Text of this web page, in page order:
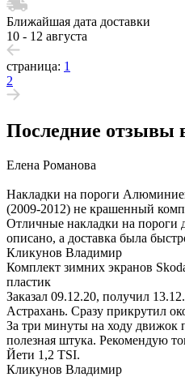
Ближайшая дата доставки
10 - 12 августа
страница: 1
2
Последние отзывы
Елена Романова
Накладки на пороги
(2009-2012) не крашенный
Отличные накладки на пороги
описано, а доставка была
Кликунов Владимир
Комплект зимних экранов
пластик
Заказал 09.12.20, получил
Астрахань. Сразу прикрутил
За три минуты на ходу движок
полезная штука. Рекомендую
Йети 1,2 TSI.
Кликунов Владимир